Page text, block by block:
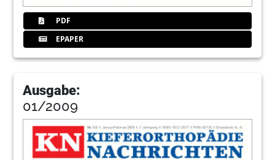
PDF
EPAPER
Ausgabe:
01/2009